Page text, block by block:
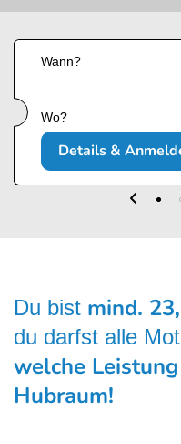
Kontakt
Wann?
Wo?
Details &
Du bist mind.
du darfst alle
welche
Hubraum!